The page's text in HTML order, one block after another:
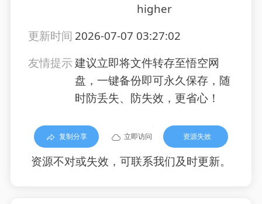
higher
更新时间 2026-07-07 03:27:02
友情提示建议立即将文件转存至悟空网
盘，一键备份即可永久保存，随
时防丢失、防失效，更省心！
复制分享 立即访问 资源失效
资源不对或失效，可联系我们及时更新。